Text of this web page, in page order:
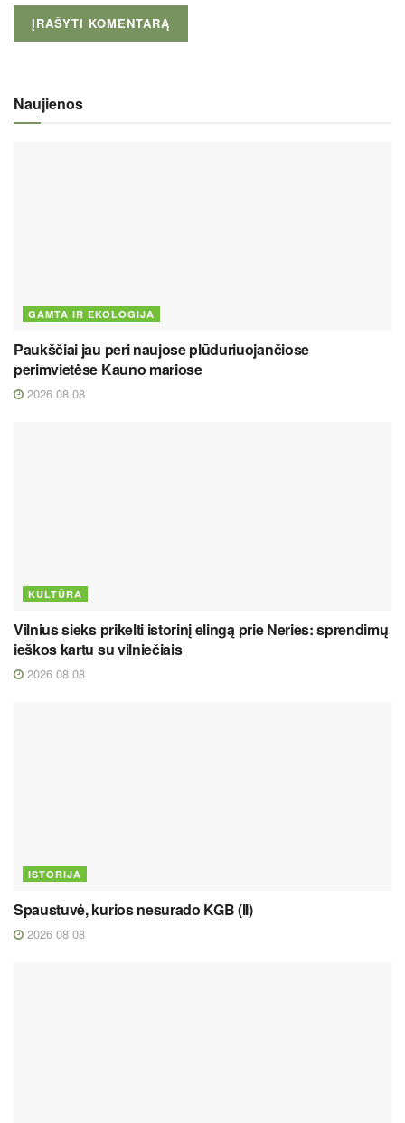
Naujienos
GAMTA IR EKOLOGIJA
Paukščiai jau peri naujose plūduriuojančiose
perimvietėse Kauno mariose
2026 08 08
KULTŪRA
Vilnius sieks prikelti istorinį elingą prie Neries: sprendimų
ieškos kartu su vilniečiais
2026 08 08
ISTORIJA
Spaustuvė, kurios nesurado KGB (II)
2026 08 08